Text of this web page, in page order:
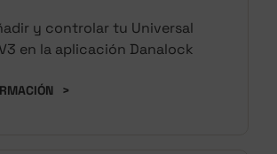
y controlar tu Universal
en la aplicación Danalock
>